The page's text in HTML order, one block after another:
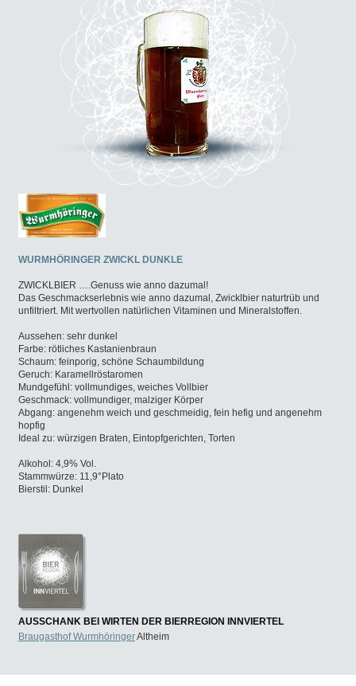
WURMHÖRINGER ZWICKL DUNKLE
ZWICKLBIER ….Genuss wie anno dazumal!
Das Geschmackserlebnis wie anno dazumal, Zwicklbier naturtrüb und
unfiltriert. Mit wertvollen natürlichen Vitaminen und Mineralstoffen.
Aussehen: sehr dunkel
Farbe: rötliches Kastanienbraun
Schaum: feinporig, schöne Schaumbildung
Geruch: Karamellröstaromen
Mundgefühl: vollmundiges, weiches Vollbier
Geschmack: vollmundiger, malziger Körper
Abgang: angenehm weich und geschmeidig, fein hefig und angenehm
hopfig
Ideal zu: würzigen Braten, Eintopfgerichten, Torten
Alkohol: 4,9% Vol.
Stammwürze: 11,9°Plato
Bierstil: Dunkel
AUSSCHANK BEI WIRTEN DER BIERREGION INNVIERTEL
Braugasthof WurmhöringerAltheim